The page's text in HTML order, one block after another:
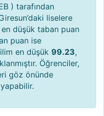
) tarafından
liselere
düşük taban puan
puan ise
en düşük 99.23,
Öğrenciler,
göz önünde